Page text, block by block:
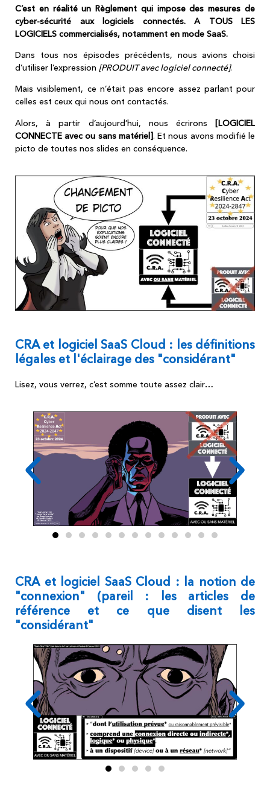
C’est en réalité un Règlement qui impose des mesures de
cyber-sécurité aux logiciels connectés. A TOUS LES
LOGICIELS commercialisés, notamment en mode SaaS.
Dans tous nos épisodes précédents, nous avions choisi
d’utiliser l’expression [PRODUIT avec logiciel connecté].
Mais visiblement, ce n’était pas encore assez parlant pour
celles est ceux qui nous ont contactés.
Alors, à partir d’aujourd’hui, nous écrirons [LOGICIEL
CONNECTE avec ou sans matériel]. Et nous avons modifié le
picto de toutes nos slides en conséquence.
CRA et logiciel SaaS Cloud : les définitions
légales et l'éclairage des "considérant"
Lisez, vous verrez, c’est somme toute assez clair…
CRA et logiciel SaaS Cloud : la notion de
"connexion" (pareil : les articles de
référence et ce que disent les
"considérant"